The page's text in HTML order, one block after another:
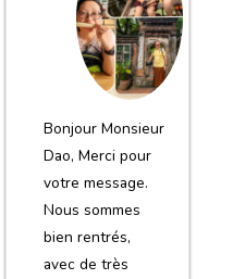
notre voyage
et de votre
agence
Bonjour Monsieur
Dao, Merci pour
votre message.
Nous sommes
bien rentrés,
avec de très